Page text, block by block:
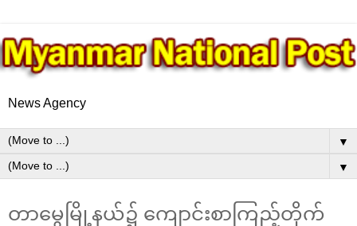
News Agency
▼
▼
တာမွေမြို့နယ်၌ ကျောင်းစာကြည့်တိုက်